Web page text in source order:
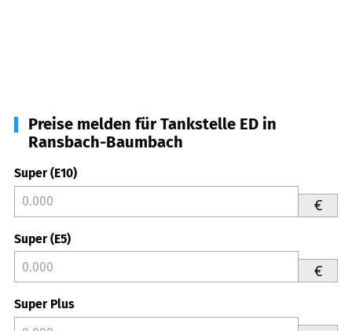
Preise melden für Tankstelle ED in
Ransbach-Baumbach
Super (E10)
€
Super (E5)
€
Super Plus